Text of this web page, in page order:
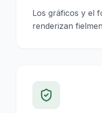
Los gráficos y el
renderizan